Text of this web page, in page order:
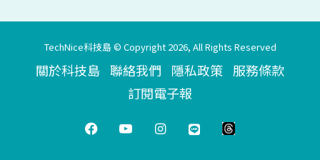
TechNice科技島 © Copyright 2026, All Rights Reserved
關於科技島 聯絡我們 隱私政策 服務條款
訂閱電子報